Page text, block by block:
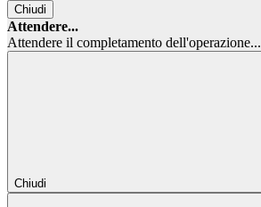
Chiudi
Attendere...
Attendere il completamento dell'operazione...
Chiudi